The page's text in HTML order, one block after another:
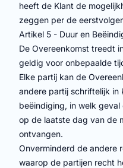
heeft de Klant de
zeggen per de
Artikel 5 - Duur en
De Overeenkomst treedt
geldig voor onbepaalde
Elke partij kan de
andere partij schriftelijk in
beëindiging, in welk
op de laatste dag van de
ontvangen.
Onverminderd de andere
waarop de partijen recht